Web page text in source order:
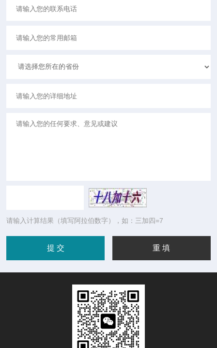
请输入计算结果（填写阿拉伯数字），如：三加四=7